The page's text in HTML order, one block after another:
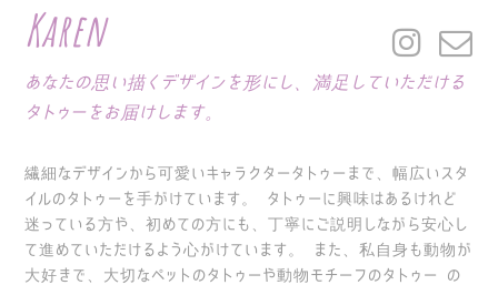
Karen
あなたの思い描くデザインを形にし、満足していただける
タトゥーをお届けします。
繊細なデザインから可愛いキャラクタータトゥーまで、幅広いスタ
イルのタトゥーを手がけています。 タトゥーに興味はあるけれど
迷っている方や、初めての方にも、丁寧にご説明しながら安心し
て進めていただけるよう心がけています。
また、私自身も動物が
大好きで、大切なペットのタトゥーや動物モチーフのタトゥー の